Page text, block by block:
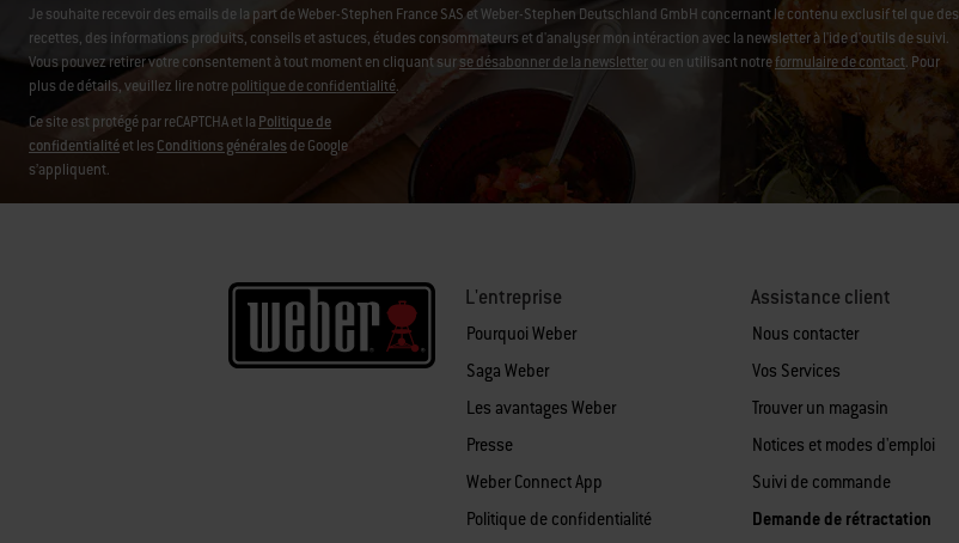
Je souhaite recevoir des emails de la part de Weber-Stephen France SAS et Weber-Stephen Deutschland GmbH concernant le contenu exclusif tel que des
recettes, des informations produits, conseils et astuces, études consommateurs et d'analyser mon intéraction avec la newsletter à l'ide d'outils de suivi.
Vous pouvez retirer votre consentement à tout moment en cliquant surse désabonner de la newsletterou en utilisant notreformulaire de contact. Pour
plus de détails, veuillez lire notrepolitique de confidentialité.
Ce site est protégé par reCAPTCHA et la Politique de
confidentialitéet les Conditions généralesde Google
s’appliquent.
L'entreprise
Pourquoi Weber
Saga Weber
Les avantages Weber
Presse
Weber Connect App
Politique de confidentialité
Assistance client
Nous contacter
Vos Services
Trouver un magasin
Notices et modes d'emploi
Suivi de commande
Demande de rétractation